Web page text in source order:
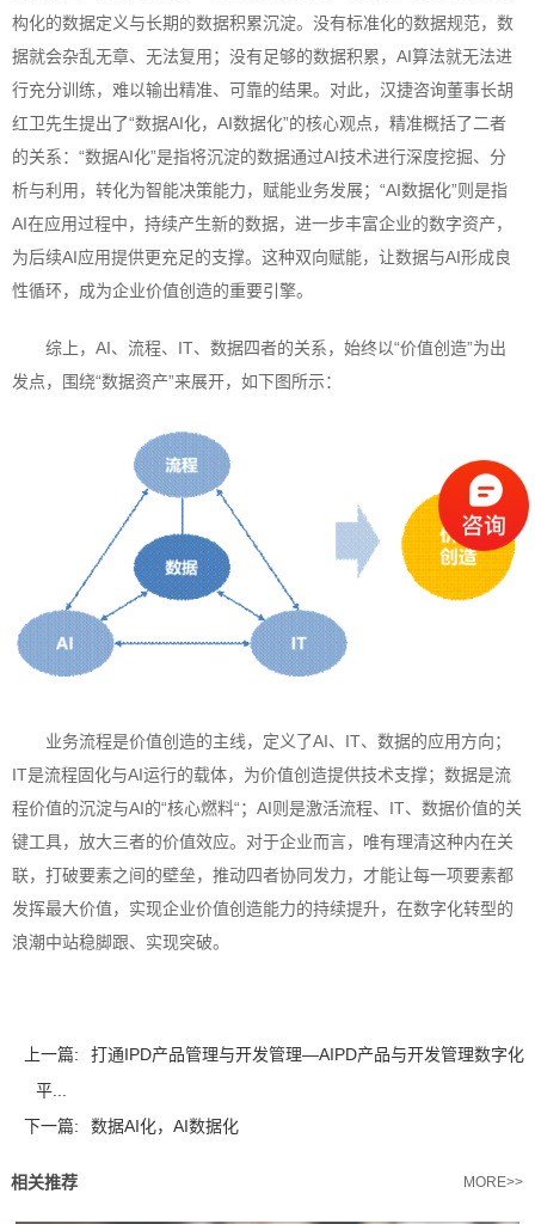
构化的数据定义与长期的数据积累沉淀。没有标准化的数据规范，数
据就会杂乱无章、无法复用；没有足够的数据积累，AI算法就无法进
行充分训练，难以输出精准、可靠的结果。对此，汉捷咨询董事长胡
红卫先生提出了“数据AI化，AI数据化”的核心观点，精准概括了二者
的关系：“数据AI化”是指将沉淀的数据通过AI技术进行深度挖掘、分
析与利用，转化为智能决策能力，赋能业务发展；“AI数据化”则是指
AI在应用过程中，持续产生新的数据，进一步丰富企业的数字资产，
为后续AI应用提供更充足的支撑。这种双向赋能，让数据与AI形成良
性循环，成为企业价值创造的重要引擎。
综上，AI、流程、IT、数据四者的关系，始终以“价值创造”为出
发点，围绕“数据资产”来展开，如下图所示：
业务流程是价值创造的主线，定义了AI、IT、数据的应用方向；
IT是流程固化与AI运行的载体，为价值创造提供技术支撑；数据是流
程价值的沉淀与AI的“核心燃料“；AI则是激活流程、IT、数据价值的关
键工具，放大三者的价值效应。对于企业而言，唯有理清这种内在关
联，打破要素之间的壁垒，推动四者协同发力，才能让每一项要素都
发挥最大价值，实现企业价值创造能力的持续提升，在数字化转型的
浪潮中站稳脚跟、实现突破。
上一篇:
打通IPD产品管理与开发管理—AIPD产品与开发管理数字化
平...
下一篇:
数据AI化，AI数据化
相关推荐 MORE>>